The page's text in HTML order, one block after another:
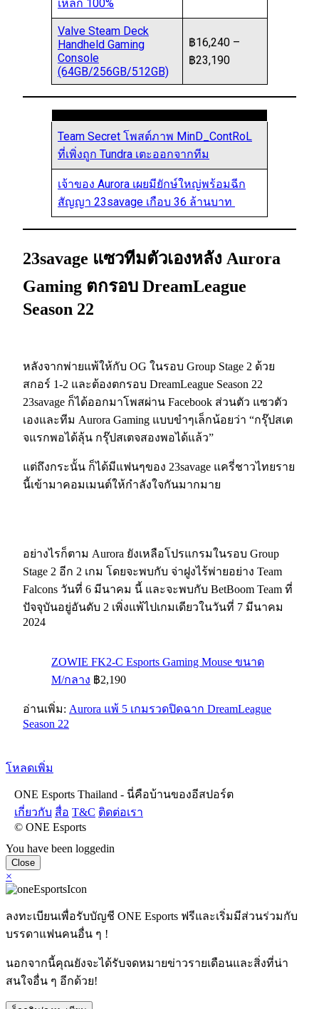
เหล็ก 100%
Valve Steam Deck
Handheld Gaming
Console
(64GB/256GB/512GB)
฿16,240 –
฿23,190
Team Secret โพสต์ภาพ MinD_ContRoL
ที่เพิ่งถูก Tundra เตะออกจากทีม
เจ้าของ Aurora เผยมียักษ์ใหญ่พร้อมฉีก
สัญญา 23savage เกือบ 36 ล้านบาท
23savage แซวทีมตัวเองหลัง Aurora
Gaming ตกรอบ DreamLeague
Season 22
หลังจากพ่ายแพ้ให้กับ OG ในรอบ Group Stage 2 ด้วย
สกอร์ 1-2 และต้องตกรอบ DreamLeague Season 22
23savage ก็ได้ออกมาโพสผ่าน Facebook ส่วนตัว แซวตัว
เองและทีม Aurora Gaming แบบขำๆเล็กน้อยว่า “กรุ๊ปสเต
จแรกพอได้ลุ้น กรุ๊ปสเตจสองพอได้แล้ว”
แต่ถึงกระนั้น ก็ได้มีแฟนๆของ 23savage แครี่ชาวไทยราย
นี้เข้ามาคอมเมนต์ให้กำลังใจกันมากมาย
อย่างไรก็ตาม Aurora ยังเหลือโปรแกรมในรอบ Group
Stage 2 อีก 2 เกม โดยจะพบกับ จ่าฝูงไร้พ่ายอย่าง Team
Falcons วันที่ 6 มีนาคม นี้ และจะพบกับ BetBoom Team ที่
ปัจจุบันอยู่อันดับ 2 เพิ่งแพ้ไปเกมเดียวในวันที่ 7 มีนาคม
2024
ZOWIE FK2-C Esports Gaming Mouse ขนาด
M/กลาง ฿2,190
อ่านเพิ่ม: Aurora แพ้ 5 เกมรวดปิดฉาก DreamLeague
Season 22
โหลดเพิ่ม
ONE Esports Thailand - นี่คือบ้านของอีสปอร์ต
เกี่ยวกับ สื่อ T&C ติดต่อเรา
© ONE Esports
You have been loggedin
Close
×
ลงทะเบียนเพื่อรับบัญชี ONE Esports ฟรีและเริ่มมีส่วนร่วมกับ
บรรดาแฟนคนอื่น ๆ !
นอกจากนี้คุณยังจะได้รับจดหมายข่าวรายเดือนและสิ่งที่น่า
สนใจอื่น ๆ อีกด้วย!